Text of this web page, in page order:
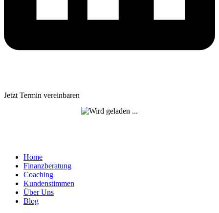
Jetzt Termin vereinbaren
Home
Finanzberatung
Coaching
Kundenstimmen
Über Uns
Blog